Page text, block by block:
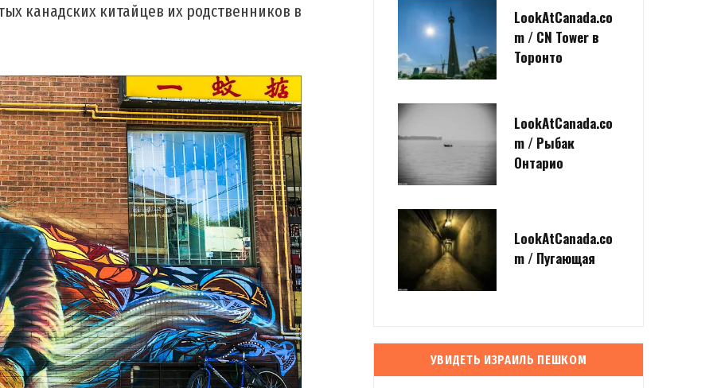
канадских китайцев их родственников в
LookAtCanada.co
m / CN Tower в
Торонто
LookAtCanada.co
m / Рыбак
Онтарио
LookAtCanada.co
m / Пугающая
УВИДЕТЬ ИЗРАИЛЬ ПЕШКОМ